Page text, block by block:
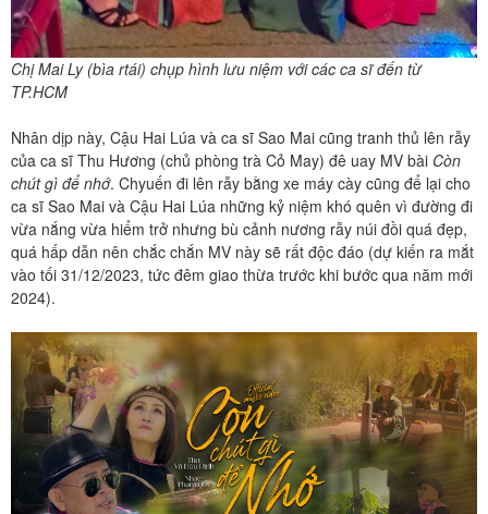
Chị Mai Ly (bìa rtái) chụp hình lưu niệm với các ca sĩ đến từ
TP.HCM
Nhân dịp này, Cậu Hai Lúa và ca sĩ Sao Mai cũng tranh thủ lên rẫy
của ca sĩ Thu Hương (chủ phòng trà Cỏ May) đê uay MV bài Còn
chút gì để nhớ. Chyuến đi lên rẫy bằng xe máy cày cũng để lại cho
ca sĩ Sao Mai và Cậu Hai Lúa những kỷ niệm khó quên vì đường đi
vừa nắng vừa hiểm trở nhưng bù cảnh nương rẫy núi đồi quá đẹp,
quá hấp dẫn nên chắc chắn MV này sẽ rất độc đáo (dự kiến ra mắt
vào tối 31/12/2023, tức đêm giao thừa trước khi bước qua năm mới
2024).